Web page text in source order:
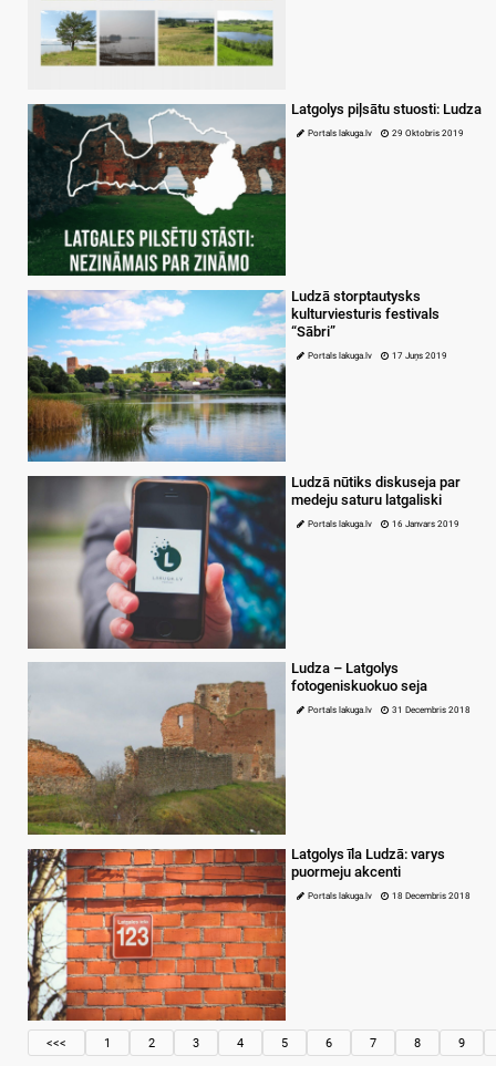
Latgolys piļsātu stuosti: Ludza
Portals lakuga.lv 29 Oktobris 2019
Ludzā storptautysks
kulturviesturis festivals
“Sābri”
Portals lakuga.lv 17 Juņs 2019
Ludzā nūtiks diskuseja par
medeju saturu latgaliski
Portals lakuga.lv 16 Janvars 2019
Ludza – Latgolys
fotogeniskuokuo seja
Portals lakuga.lv 31 Decembris 2018
Latgolys īla Ludzā: varys
puormeju akcenti
Portals lakuga.lv 18 Decembris 2018
<<< 1 2 3 4 5 6 7 8 9